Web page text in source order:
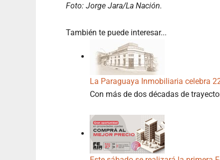
Foto: Jorge Jara/La Nación.
También te puede interesar...
La Paraguaya Inmobiliaria celebra
Con más de dos décadas de